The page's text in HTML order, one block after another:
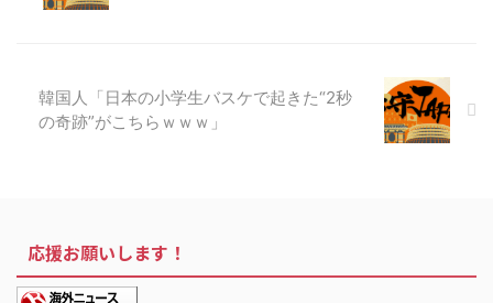
韓国人「日本の小学生バスケで起きた“2秒
の奇跡”がこちらｗｗｗ」
応援お願いします！